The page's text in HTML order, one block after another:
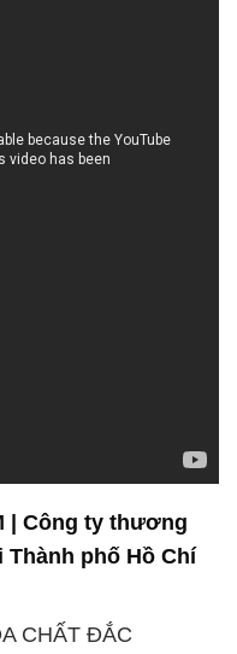
| Công ty thương
phố Hồ Chí
CHẤT ĐẮC